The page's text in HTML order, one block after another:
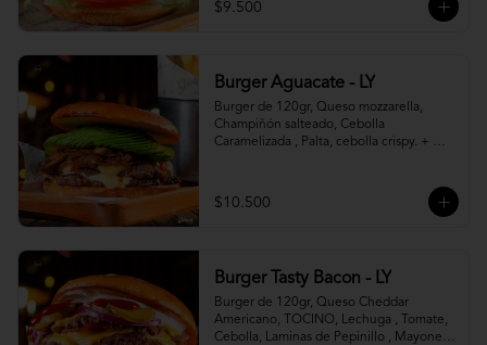
$9.500
Burger Aguacate - LY
Burger de 120gr, Queso mozzarella,
Champiñón salteado, Cebolla
Caramelizada , Palta, cebolla crispy. +
$10.500
Burger Tasty Bacon - LY
Burger de 120gr, Queso Cheddar
Americano, TOCINO, Lechuga , Tomate,
Cebolla, Laminas de Pepinillo , Mayonesa